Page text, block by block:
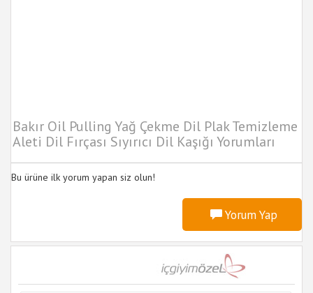
Bakır Oil Pulling Yağ Çekme Dil Plak Temizleme
Aleti Dil Fırçası Sıyırıcı Dil Kaşığı Yorumları
Bu ürüne ilk yorum yapan siz olun!
Yorum Yap